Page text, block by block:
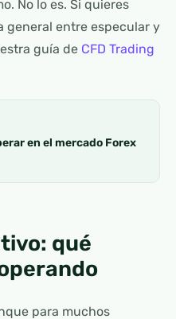
No lo es. Si quieres
general entre especular y
guía de CFD Trading
en el mercado Forex
qué
para muchos